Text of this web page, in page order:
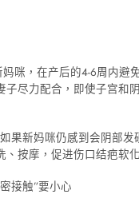
咪，在产后的4-6周内避
子尽力配合，即使子宫和
新妈咪仍感到会阴部发
、按摩，促进伤口结疤软
接触”要小心